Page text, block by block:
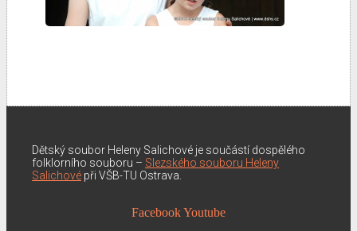
Dětský soubor Heleny Salichové je součástí dospělého
folklorního souboru – Slezského souboru Heleny
Salichové při VŠB-TU Ostrava.
FacebookYoutube